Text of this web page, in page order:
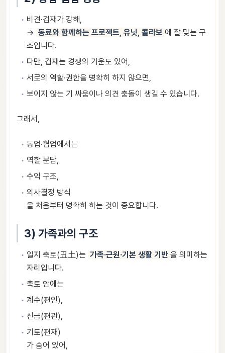
비견·겁재가 강해,
→ 동료와 함께하는 프로젝트, 유닛, 콜라보 에 잘 맞는 구
조입니다.
다만, 겁재는 경쟁의 기운도 있어,
서로의 역할·권한을 명확히 하지 않으면,
보이지 않는 기 싸움이나 의견 충돌이 생길 수 있습니다.
그래서,
동업·협업에서는
역할 분담,
수익 구조,
의사결정 방식
을 처음부터 명확히 하는 것이 중요합니다.
3) 가족과의 구조
일지 축토(丑土)는 가족·근원·기본 생활 기반 을 의미하는
자리입니다.
축토 안에는
계수(편인),
신금(편관),
기토(편재)
가 숨어 있어,